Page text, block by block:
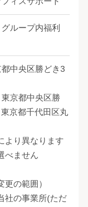
ループ内福利
中央区勝どき3
京都中央区勝
京都千代田区丸
より異なります
べません
の範囲）
社の事業所(ただ